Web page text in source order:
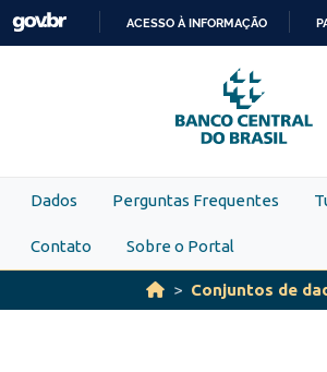
Skip to main content
PARA
O
CONTEÚDO
ACESSO À INFORMAÇÃO
Dados Perguntas Frequentes
Contato Sobre o Portal
Conjuntos de